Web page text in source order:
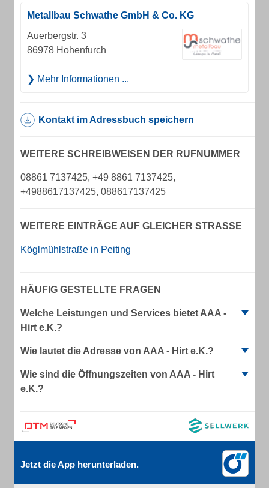
Metallbau Schwathe GmbH & Co. KG
Auerbergstr. 3
86978 Hohenfurch
Mehr Informationen ...
Kontakt im Adressbuch speichern
WEITERE SCHREIBWEISEN DER RUFNUMMER
08861 7137425, +49 8861 7137425,
+4988617137425, 088617137425
WEITERE EINTRÄGE AUF GLEICHER STRASSE
Köglmühlstraße in Peiting
HÄUFIG GESTELLTE FRAGEN
Welche Leistungen und Services bietet AAA -
Hirt e.K.?
Wie lautet die Adresse von AAA - Hirt e.K.?
Wie sind die Öffnungszeiten von AAA - Hirt
e.K.?
Jetzt die App herunterladen.